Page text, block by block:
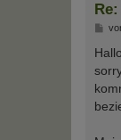
B
i
r
a
g